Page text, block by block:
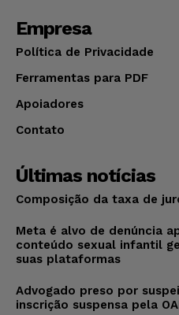
Empresa
Política de Privacidade
Ferramentas para PDF
Apoiadores
Contato
Últimas notícias
Composição da taxa de
Meta é alvo de denúncia
conteúdo sexual infantil
suas plataformas
Advogado preso por
inscrição suspensa pela